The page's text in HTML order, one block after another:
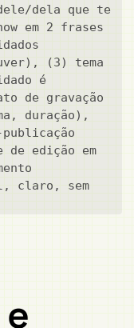
dela que te
em 2 frases
(3) tema
é
de gravação
duração),
edição em
claro, sem